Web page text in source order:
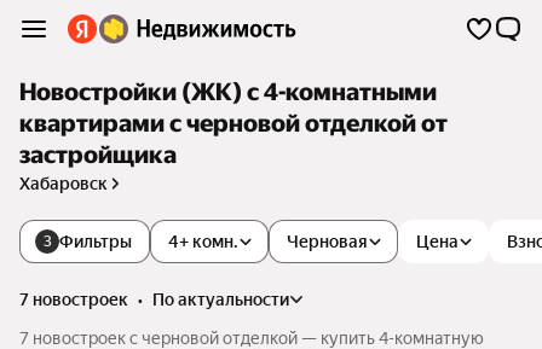
Новостройки (ЖК) с 4-комнатными
квартирами с черновой отделкой от
застройщика
Хабаровск
3 Фильтры Цена
4+ комн. Черновая
7 новостроек •
по актуальности
7 новостроек с черновой отделкой — купить 4-комнатную